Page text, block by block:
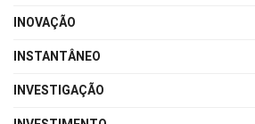
INOVAÇÃO
INSTANTÂNEO
INVESTIGAÇÃO